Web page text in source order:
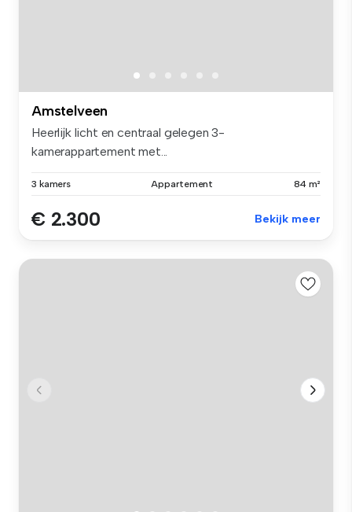
Amstelveen
Heerlijk licht en centraal gelegen 3-
kamerappartement met...
3 kamers Appartement 84 m²
€ 2.300 Bekijk meer